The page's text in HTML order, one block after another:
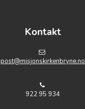
Kontakt
post@misjonskirkenbryne.no
922 95 934